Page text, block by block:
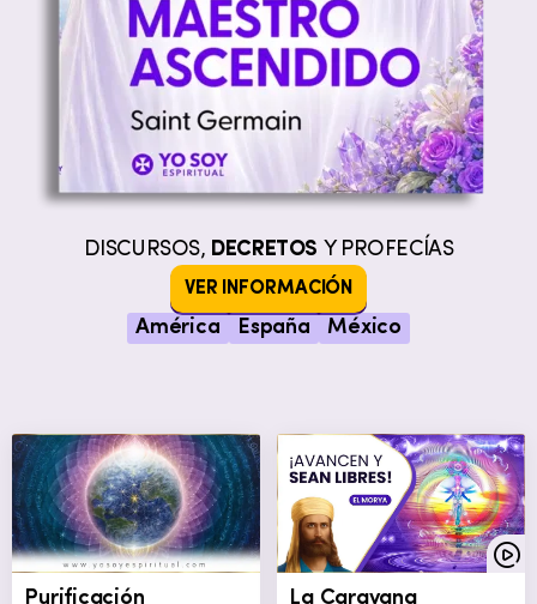
DISCURSOS, DECRETOS Y PROFECÍAS
VER INFORMACIÓN
América España México
Purificación
La Caravana